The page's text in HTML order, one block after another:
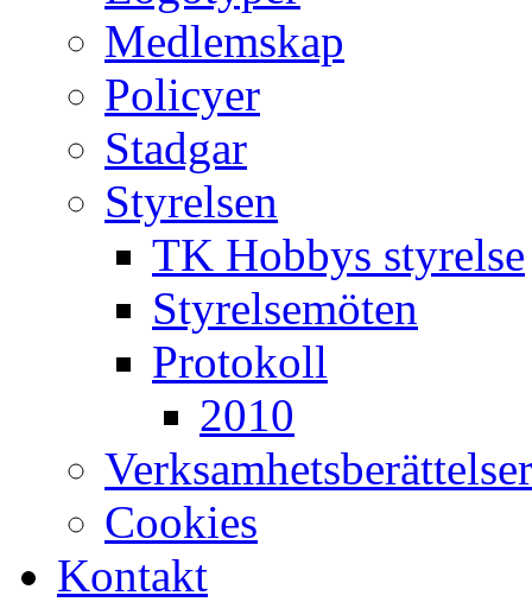
Medlemskap
Policyer
Stadgar
Styrelsen
TK Hobbys styrelse
Styrelsemöten
Protokoll
2010
Verksamhetsberättelser
Cookies
Kontakt